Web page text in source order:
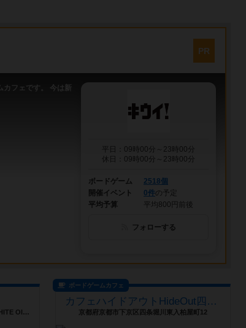
PR
カフェです。 今は新
平日：09時00分～23時00分
休日：09時00分～23時00分
ボードゲーム
2518個
開催イベント
0件の予定
平均予算
平均800円前後
フォローする
愛知県名古屋市中村区竹橋町5-13 THE WHITE OISE 204
ボードゲームカフェ
カフェハイドアウトHideOut四条店
京都府京都市下京区四条堀川東入柏屋町12